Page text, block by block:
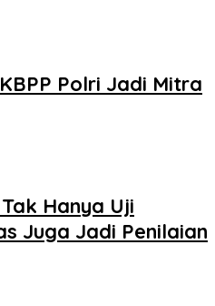
Polri Jadi Mitra
Hanya Uji
Juga Jadi Penilaian